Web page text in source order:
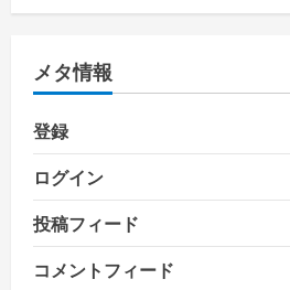
ー
メタ情報
登録
ログイン
投稿フィード
コメントフィード